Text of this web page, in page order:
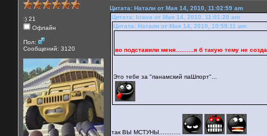
:) 21
Офлайн
Пол:
Сообщений: 3120
Цитата: Натали от Мая 14, 2010, 11:02:59 am
Цитата: krava от Мая 14, 2010, 11:01:20 am
Цитата: Натали от Мая 14, 2010, 10:59:11 am
во подставили меня..........я б такую тему не
Это тебе за "панамский паШпорт"...
так ВЫ МСТУНЫ............